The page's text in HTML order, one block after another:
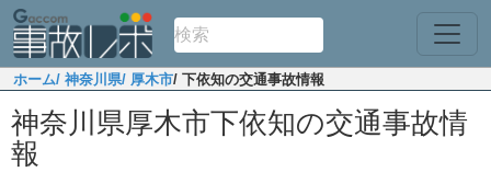
ホーム/ 神奈川県/ 厚木市/ 下依知の交通事故情報
神奈川県厚木市下依知の交通事故情
報